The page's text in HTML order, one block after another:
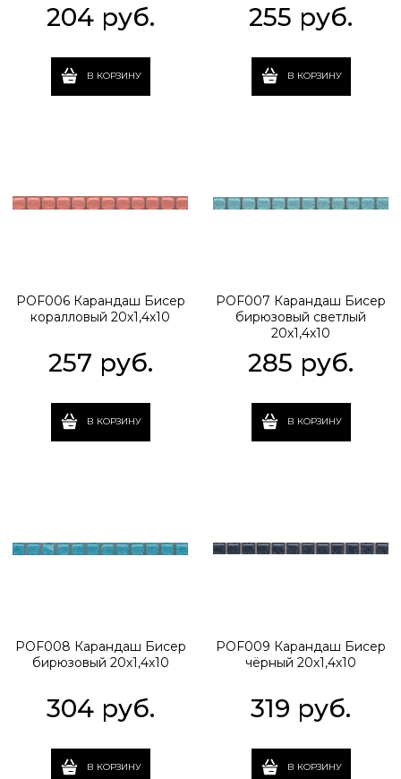
204 руб.
В КОРЗИНУ
255 руб.
В КОРЗИНУ
POF006 Карандаш Бисер
коралловый 20х1,4х10
257 руб.
В КОРЗИНУ
POF007 Карандаш Бисер
бирюзовый светлый
20х1,4х10
285 руб.
В КОРЗИНУ
POF008 Карандаш Бисер
бирюзовый 20х1,4х10
304 руб.
В КОРЗИНУ
POF009 Карандаш Бисер
чёрный 20х1,4х10
319 руб.
В КОРЗИНУ